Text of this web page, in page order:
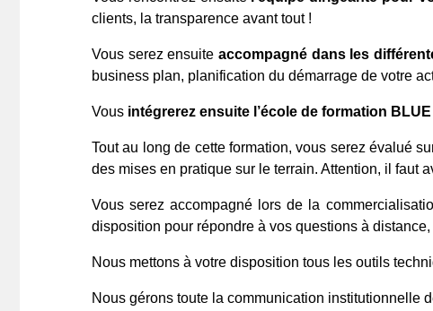
clients, la transparence avant tout !
Vous serez ensuite accompagné dans les
business plan, planification du démarrage de votre
Vous intégrerez ensuite l’école de formation BLUE
Tout au long de cette formation, vous serez évalué
des mises en pratique sur le terrain. Attention, il faut
Vous serez accompagné lors de la
disposition pour répondre à vos questions à
Nous mettons à votre disposition tous les outils
Nous gérons toute la communication institutionnelle